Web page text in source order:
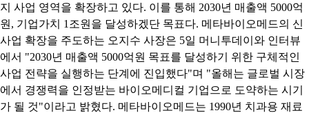
지 사업 영역을 확장하고 있다. 이를 통해 2030년 매출액 5000억
원, 기업가치 1조원을 달성하겠단 목표다. 메타바이오메드의 신
사업 확장을 주도하는 오지수 사장은 5일 머니투데이와 인터뷰
에서 "2030년 매출액 5000억원 목표를 달성하기 위한 구체적인
사업 전략을 실행하는 단계에 진입했다"며 "올해는 글로벌 시장
에서 경쟁력을 인정받는 바이오메디컬 기업으로 도약하는 시기
가 될 것"이라고 밝혔다. 메타바이오메드는 1990년 치과용 재료